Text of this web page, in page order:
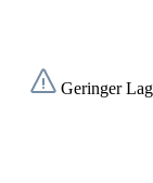
Geringer